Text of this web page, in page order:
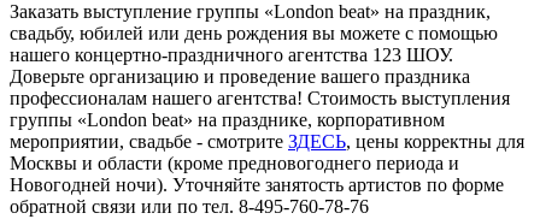
Заказать выступление группы «London beat» на праздник,
свадьбу, юбилей или день рождения вы можете с помощью
нашего концертно-праздничного агентства 123 ШОУ.
Доверьте организацию и проведение вашего праздника
профессионалам нашего агентства! Стоимость выступления
группы «London beat» на празднике, корпоративном
мероприятии, свадьбе - смотрите ЗДЕСЬ, цены корректны для
Москвы и области (кроме предновогоднего периода и
Новогодней ночи). Уточняйте занятость артистов по форме
обратной связи или по тел. 8-495-760-78-76